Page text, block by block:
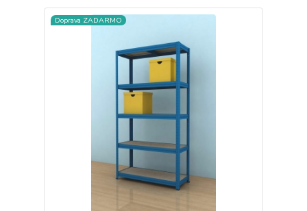
Doprava ZADARMO